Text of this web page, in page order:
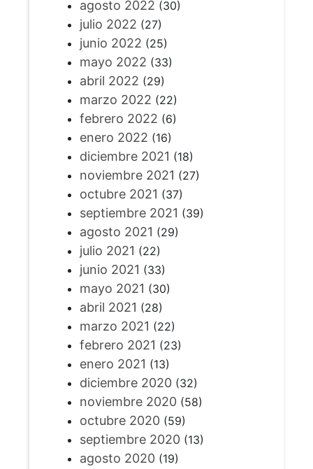
agosto 2022 (30)
julio 2022 (27)
junio 2022 (25)
mayo 2022 (33)
abril 2022 (29)
marzo 2022 (22)
febrero 2022 (6)
enero 2022 (16)
diciembre 2021 (18)
noviembre 2021 (27)
octubre 2021 (37)
septiembre 2021 (39)
agosto 2021 (29)
julio 2021 (22)
junio 2021 (33)
mayo 2021 (30)
abril 2021 (28)
marzo 2021 (22)
febrero 2021 (23)
enero 2021 (13)
diciembre 2020(32)
noviembre 2020(58)
octubre 2020(59)
septiembre 2020(13)
agosto 2020(19)